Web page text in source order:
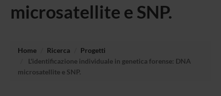
microsatellite e SNP.
Home Ricerca
Progetti
L'identificazione individuale in genetica forense: DNA
microsatellite e SNP.